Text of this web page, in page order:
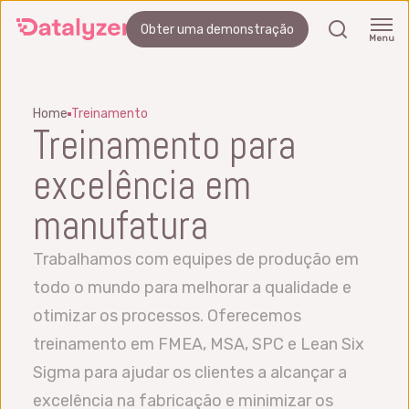
Obter uma demonstração search
Menu
Home Treinamento
Treinamento para
excelência em
manufatura
Trabalhamos com equipes de produção em
todo o mundo para melhorar a qualidade e
otimizar os processos. Oferecemos
treinamento em FMEA, MSA, SPC e Lean Six
Sigma para ajudar os clientes a alcançar a
excelência na fabricação e minimizar os